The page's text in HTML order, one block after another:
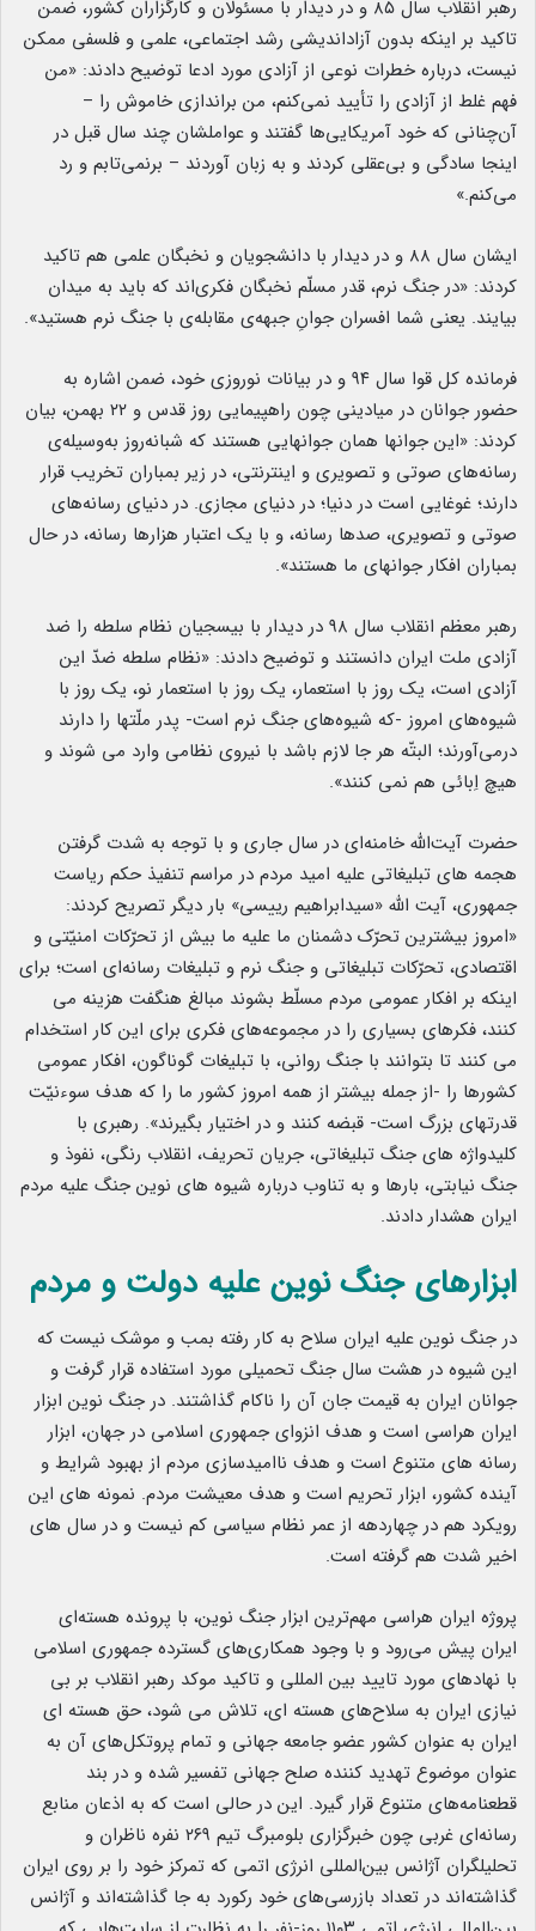
رهبر انقلاب سال ۸۵ و در دیدار با مسئولان و کارگزاران کشور، ضمن
تاکید بر اینکه بدون آزاداندیشی رشد اجتماعی، علمی و فلسفی ممکن
نیست، درباره خطرات نوعی از آزادی مورد ادعا توضیح دادند: «من
فهم غلط از آزادی را تأیید نمی‌کنم، من براندازی خاموش را –
آن‌چنانی که خود آمریکایی‌ها گفتند و عواملشان چند سال قبل در
اینجا سادگی و بی‌عقلی کردند و به زبان آوردند – برنمی‌تابم و رد
می‌کنم.»
ایشان سال ۸۸ و در دیدار با دانشجویان و نخبگان علمی هم تاکید
کردند: «در جنگ نرم، قدر مسلّم نخبگان فکری‌اند که باید به میدان
بیایند. یعنی شما افسران جوانِ جبهه‌ی مقابله‌ی با جنگ نرم هستید».
فرمانده کل قوا سال ۹۴ و در بیانات نوروزی خود، ضمن اشاره به
حضور جوانان در میادینی چون راهپیمایی روز قدس و ۲۲ بهمن، بیان
کردند: «این جوانها همان جوانهایی هستند که شبانه‌روز به‌وسیله‌ی
رسانه‌های صوتی و تصویری و اینترنتی، در زیر بمباران تخریب قرار
دارند؛ غوغایی است در دنیا؛ در دنیای مجازی. در دنیای رسانه‌های
صوتی و تصویری، صدها رسانه، و با یک اعتبار هزارها رسانه، در حال
بمباران افکار جوانهای ما هستند».
رهبر معظم انقلاب سال ۹۸ در دیدار با بیسجیان نظام سلطه را ضد
آزادی ملت ایران دانستند و توضیح دادند: «نظام سلطه ضدّ این
آزادی است، یک روز با استعمار، یک روز با استعمار نو، یک روز با
شیوه‌های امروز -که شیوه‌های جنگ نرم است- پدر ملّتها را دارند
درمی‌آورند؛ البتّه هر جا لازم باشد با نیروی نظامی وارد می شوند و
هیچ اِبائی هم نمی کنند».
حضرت آیت‌الله خامنه‌ای در سال جاری و با توجه به شدت گرفتن
هجمه های تبلیغاتی علیه امید مردم در مراسم تنفیذ حکم ریاست
جمهوری، آیت الله «سیدابراهیم رییسی» بار دیگر تصریح کردند:
«امروز بیشترین تحرّک دشمنان ما علیه ما بیش از تحرّکات امنیّتی و
اقتصادی، تحرّکات تبلیغاتی و جنگ نرم و تبلیغات رسانه‌ای است؛ برای
اینکه بر افکار عمومی مردم مسلّط بشوند مبالغ هنگفت هزینه می
کنند، فکرهای بسیاری را در مجموعه‌های فکری برای این کار استخدام
می کنند تا بتوانند با جنگ روانی، با تبلیغات گوناگون، افکار عمومی
کشورها را -از جمله بیشتر از همه امروز کشور ما را که هدف سوء‌نیّت
قدرتهای بزرگ است- قبضه کنند و در اختیار بگیرند». رهبری با
کلیدواژه های جنگ تبلیغاتی، جریان تحریف، انقلاب رنگی، نفوذ و
جنگ نیابتی، بارها و به تناوب درباره شیوه های نوین جنگ علیه مردم
ایران هشدار دادند.
ابزارهای جنگ نوین علیه دولت و مردم
در جنگ نوین علیه ایران سلاح به کار رفته بمب و موشک نیست که
این شیوه در هشت سال جنگ تحمیلی مورد استفاده قرار گرفت و
جوانان ایران به قیمت جان آن را ناکام گذاشتند. در جنگ نوین ابزار
ایران هراسی است و هدف انزوای جمهوری اسلامی در جهان، ابزار
رسانه های متنوع است و هدف ناامیدسازی مردم از بهبود شرایط و
آینده کشور، ابزار تحریم است و هدف معیشت مردم. نمونه های این
رویکرد هم در چهاردهه از عمر نظام سیاسی کم نیست و در سال های
اخیر شدت هم گرفته است.
پروژه ایران هراسی مهم‌ترین ابزار جنگ نوین، با پرونده هسته‌ای
ایران پیش می‌رود و با وجود همکاری‌های گسترده جمهوری اسلامی
با نهادهای مورد تایید بین المللی و تاکید موکد رهبر انقلاب بر بی
نیازی ایران به سلاح‌های هسته ای، تلاش می شود، حق هسته ای
ایران به عنوان کشور عضو جامعه جهانی و تمام پروتکل‌های آن به
عنوان موضوع تهدید کننده صلح جهانی تفسیر شده و در بند
قطعنامه‌های متنوع قرار گیرد. این در حالی است که به اذعان منابع
رسانه‌ای غربی چون خبرگزاری بلومبرگ تیم ۲۶۹ نفره ناظران و
تحلیلگران آژانس بین‌المللی انرژی اتمی که تمرکز خود را بر روی ایران
گذاشته‌اند در تعداد بازرسی‌های خود رکورد به جا گذاشته‌اند و آژانس